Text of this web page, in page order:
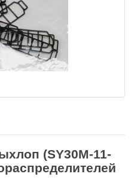
(SY30M-11-